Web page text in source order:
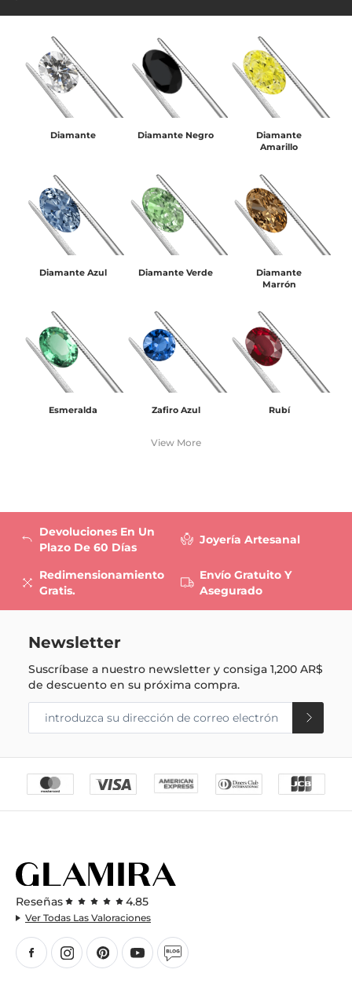
Diamante Diamante Negro
Diamante
Amarillo
Diamante Azul Diamante Verde
Diamante
Marrón
Esmeralda Zafiro Azul Rubí
View More
Devoluciones En Un
Plazo De 60 Días
Redimensionamiento
Gratis.
Joyería Artesanal
Envío Gratuito Y
Asegurado
Newsletter
Suscríbase a nuestro newsletter y consiga1,200 AR$
de descuento en su próxima compra.
Reseñas 4.85
Ver Todas Las Valoraciones